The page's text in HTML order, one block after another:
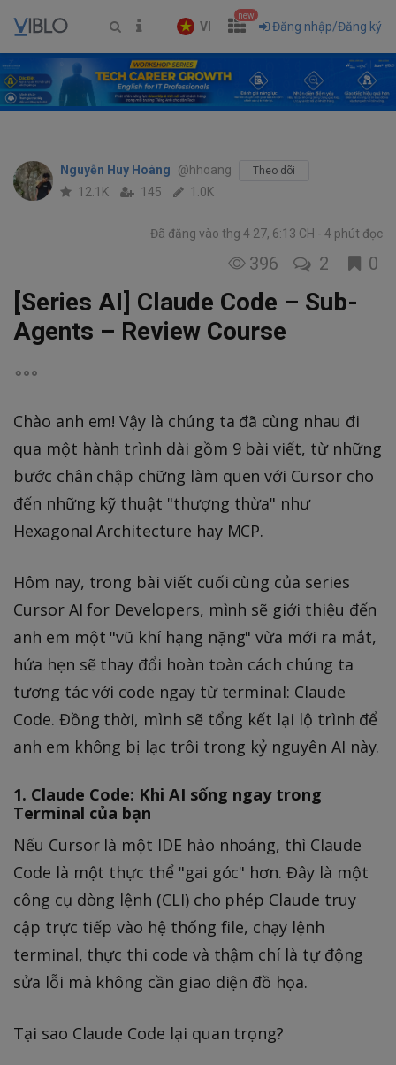
VI
new
Đăng nhập/Đăng ký
Nguyễn Huy Hoàng @hhoang Theo dõi
12.1K 145 1.0K
Đã đăng vào thg 4 27, 6:13 CH 4 phút đọc
396 2 0
[Series AI] Claude Code – Sub-
Agents – Review Course
Chào anh em! Vậy là chúng ta đã cùng nhau đi
qua một hành trình dài gồm 9 bài viết, từ những
bước chân chập chững làm quen với Cursor cho
đến những kỹ thuật "thượng thừa" như
Hexagonal Architecture hay MCP.
Hôm nay, trong bài viết cuối cùng của series
Cursor AI for Developers, mình sẽ giới thiệu đến
anh em một "vũ khí hạng nặng" vừa mới ra mắt,
hứa hẹn sẽ thay đổi hoàn toàn cách chúng ta
tương tác với code ngay từ terminal: Claude
Code. Đồng thời, mình sẽ tổng kết lại lộ trình để
anh em không bị lạc trôi trong kỷ nguyên AI này.
1. Claude Code: Khi AI sống ngay trong
Terminal của bạn
Nếu Cursor là một IDE hào nhoáng, thì Claude
Code là một thực thể "gai góc" hơn. Đây là một
công cụ dòng lệnh (CLI) cho phép Claude truy
cập trực tiếp vào hệ thống file, chạy lệnh
terminal, thực thi code và thậm chí là tự động
sửa lỗi mà không cần giao diện đồ họa.
Tại sao Claude Code lại quan trọng?